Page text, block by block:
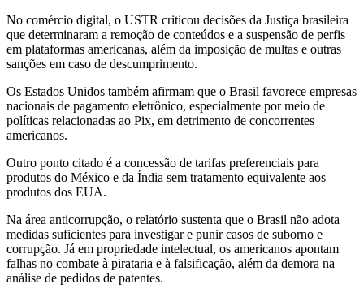
No comércio digital, o USTR criticou decisões da Justiça brasileira
que determinaram a remoção de conteúdos e a suspensão de perfis
em plataformas americanas, além da imposição de multas e outras
sanções em caso de descumprimento.
Os Estados Unidos também afirmam que o Brasil favorece empresas
nacionais de pagamento eletrônico, especialmente por meio de
políticas relacionadas ao Pix, em detrimento de concorrentes
americanos.
Outro ponto citado é a concessão de tarifas preferenciais para
produtos do México e da Índia sem tratamento equivalente aos
produtos dos EUA.
Na área anticorrupção, o relatório sustenta que o Brasil não adota
medidas suficientes para investigar e punir casos de suborno e
corrupção. Já em propriedade intelectual, os americanos apontam
falhas no combate à pirataria e à falsificação, além da demora na
análise de pedidos de patentes.